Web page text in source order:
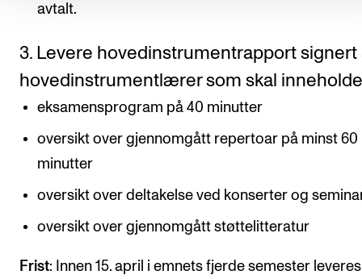
avtalt.
3. Levere hovedinstrumentrapport signert
hovedinstrumentlærer som skal inneholde
eksamensprogram på 40 minutter
oversikt over gjennomgått repertoar på minst 60
minutter
oversikt over deltakelse ved konserter og
oversikt over gjennomgått støttelitteratur
Frist: Innen 15. april i emnets fjerde semester leveres